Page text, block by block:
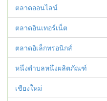
ตลาดออนไลน์
ตลาดอินเทอร์เน็ต
ตลาดอิเล็กทรอนิกส์
หนึ่งตำบลหนึ่งผลิตภัณฑ์
เชียงใหม่